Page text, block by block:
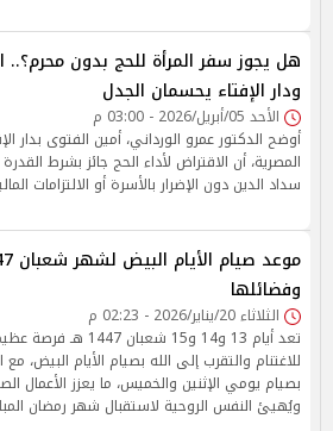
هل يجوز سفر المرأة للحج بدون محرم؟..
ودار الإفتاء يحسمان الجدل
الأحد 05/أبريل/2026 - 03:00 م
أوضح الدكتور عمرو الورداني، أمين الفتوى بدار
المصرية، أن الاقتراض لأداء الحج جائز بشرط
سداد الدين دون الإضرار بالأسرة أو الالتزامات
موعد
وفضائلها
الثلاثاء 20/يناير/2026 - 02:23 م
تعد أيام 13 و14 و15 شعبان 1447 هـ
للاغتنام والتقرب إلى الله بصيام الأيام البيض، مع
بصيام يومي الإثنين والخميس، ما يعزز الأعمال
ويُهيئ النفس الروحية لاستقبال شهر رمضان